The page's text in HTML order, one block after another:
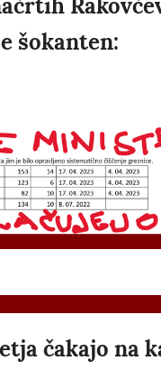
šokanten:
čakajo na